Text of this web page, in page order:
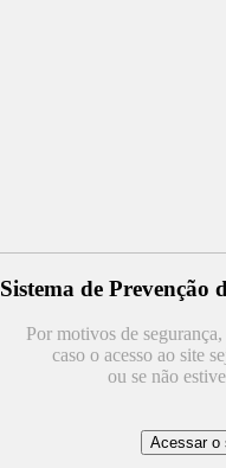
Sistema de Prevenção
Por motivos de
caso o acesso ao site
ou se não